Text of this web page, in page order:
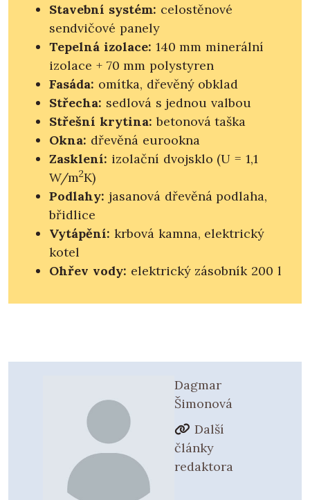
Stavební systém: celostěnové
sendvičové panely
Tepelná izolace: 140 mm minerální
izolace + 70 mm polystyren
Fasáda: omítka, dřevěný obklad
Střecha: sedlová s jednou valbou
Střešní krytina: betonová taška
Okna: dřevěná eurookna
Zasklení: izolační dvojsklo (U = 1,1
W/m2K)
Podlahy: jasanová dřevěná podlaha,
břidlice
Vytápění: krbová kamna, elektrický
kotel
Ohřev vody: elektrický zásobník 200 l
Dagmar
Šimonová
Další
články
redaktora